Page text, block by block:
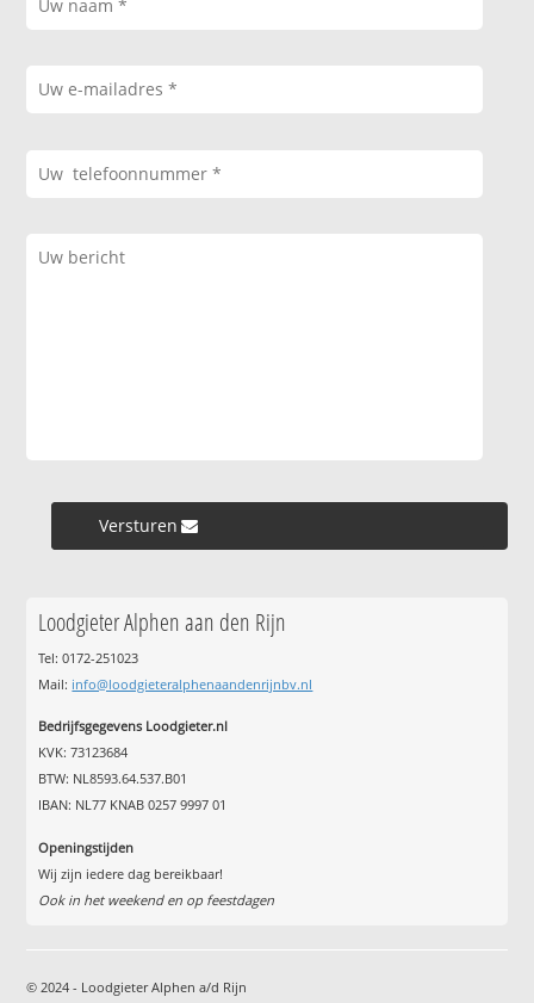
Versturen »
Loodgieter Alphen aan den Rijn
Tel: 0172-251023
Mail: info@loodgieteralphenaandenrijnbv.nl
Bedrijfsgegevens Loodgieter.nl
KVK: 73123684
BTW: NL8593.64.537.B01
IBAN: NL77 KNAB 0257 9997 01
Openingstijden
Wij zijn iedere dag bereikbaar!
Ook in het weekend en op feestdagen
© 2024 - Loodgieter Alphen a/d Rijn